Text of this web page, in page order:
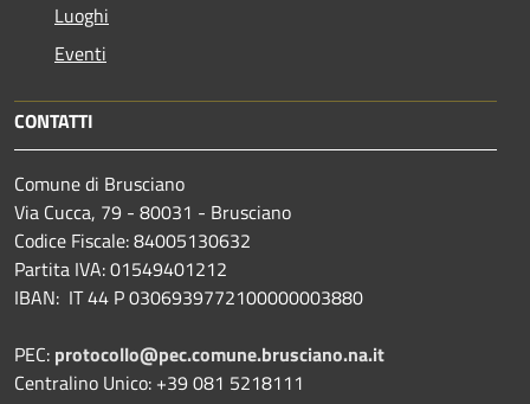
Luoghi
Eventi
CONTATTI
Comune di Brusciano
Via Cucca, 79 - 80031 - Brusciano
Codice Fiscale: 84005130632
Partita IVA: 01549401212
IBAN: IT 44 P 0306939772100000003880
PEC: protocollo@pec.comune.brusciano.na.it
Centralino Unico: +39 081 5218111